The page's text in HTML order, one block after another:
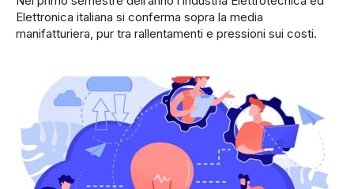
Elettronica italiana si conferma sopra la media
manifatturiera, pur tra rallentamenti e pressioni sui costi.